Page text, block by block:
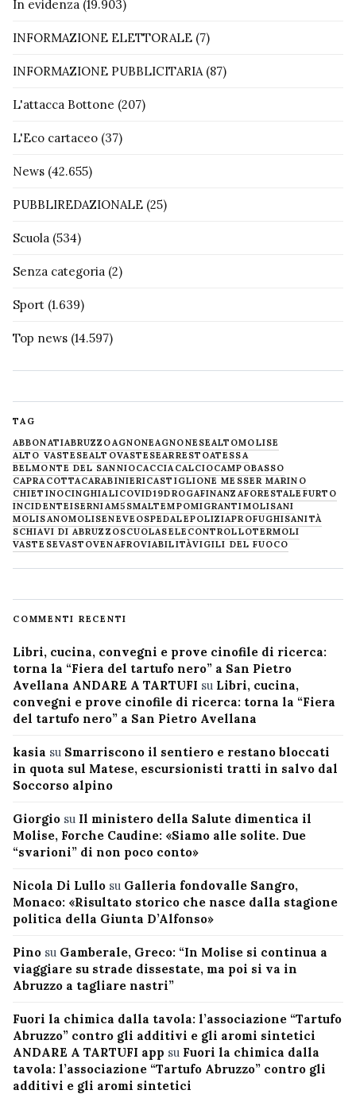
In evidenza (19.903)
INFORMAZIONE ELETTORALE (7)
INFORMAZIONE PUBBLICITARIA(87)
L'attacca Bottone (207)
L'Eco cartaceo (37)
News (42.655)
PUBBLIREDAZIONALE (25)
Scuola (534)
Senza categoria (2)
Sport (1.639)
Top news (14.597)
TAG
ABBONATIABRUZZOAGNONEAGNONESEALTOMOLISE
ALTO VASTESEALTOVASTESEARRESTOATESSA
BELMONTE DEL SANNIOCACCIACALCIOCAMPOBASSO
CAPRACOTTACARABINIERICASTIGLIONE MESSER MARINO
CHIETINOCINGHIALICOVID19DROGAFINANZAFORESTALE FURTO
INCIDENTEISERNIAM5SMALTEMPOMIGRANTIMOLISANI
MOLISANOMOLISENEVE OSPEDALEPOLIZIAPROFUGHISANITÀ
SCHIAVI DI ABRUZZOSCUOLASELECONTROLLOTERMOLI
VASTESEVASTOVENAFROVIABILITÀVIGILI DEL FUOCO
COMMENTI RECENTI
Libri, cucina, convegni e prove cinofile di ricerca:
torna la “Fiera del tartufo nero” a San Pietro
Avellana ANDARE A TARTUFI su Libri, cucina,
convegni e prove cinofile di ricerca: torna la “Fiera
del tartufo nero” a San Pietro Avellana
kasia su Smarriscono il sentiero e restano bloccati
in quota sul Matese, escursionisti tratti in salvo dal
Soccorso alpino
Giorgio su Il ministero della Salute dimentica il
Molise, Forche Caudine: «Siamo alle solite. Due
“svarioni” di non poco conto»
Nicola Di Lullo su Galleria fondovalle Sangro,
Monaco: «Risultato storico che nasce dalla stagione
politica della Giunta D’Alfonso»
Pino su Gamberale, Greco: “In Molise si continua a
viaggiare su strade dissestate, ma poi si va in
Abruzzo a tagliare nastri”
Fuori la chimica dalla tavola: l’associazione “Tartufo
Abruzzo” contro gli additivi e gli aromi sintetici
ANDARE A TARTUFI app su Fuori la chimica dalla
tavola: l’associazione “Tartufo Abruzzo” contro gli
additivi e gli aromi sintetici